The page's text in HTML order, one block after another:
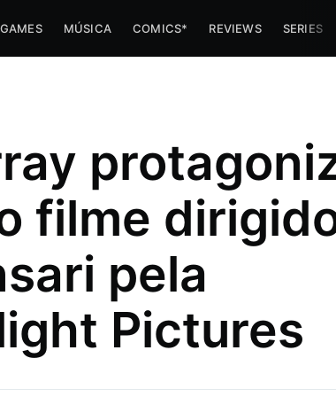
GAMES MÚSICA COMICS* REVIEWS SERIES
filme
pela
Pictures